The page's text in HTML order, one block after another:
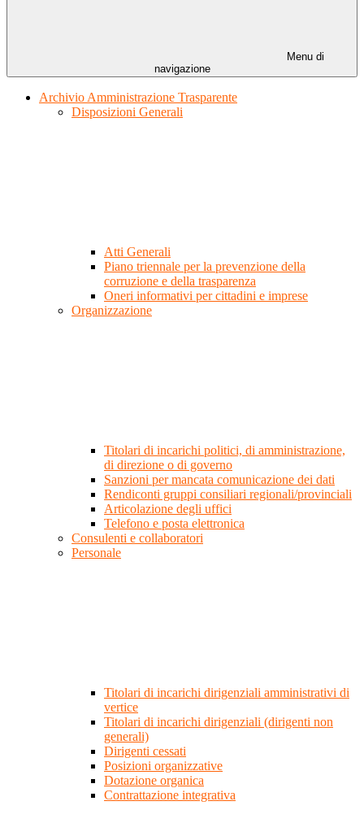
Menu di
navigazione
Archivio Amministrazione Trasparente
Disposizioni Generali
Atti Generali
Piano triennale per la prevenzione della
corruzione e della trasparenza
Oneri informativi per cittadini e imprese
Organizzazione
Titolari di incarichi politici, di amministrazione,
di direzione o di governo
Sanzioni per mancata comunicazione dei dati
Rendiconti gruppi consiliari regionali/provinciali
Articolazione degli uffici
Telefono e posta elettronica
Consulenti e collaboratori
Personale
Titolari di incarichi dirigenziali amministrativi di
vertice
Titolari di incarichi dirigenziali (dirigenti non
generali)
Dirigenti cessati
Posizioni organizzative
Dotazione organica
Contrattazione integrativa